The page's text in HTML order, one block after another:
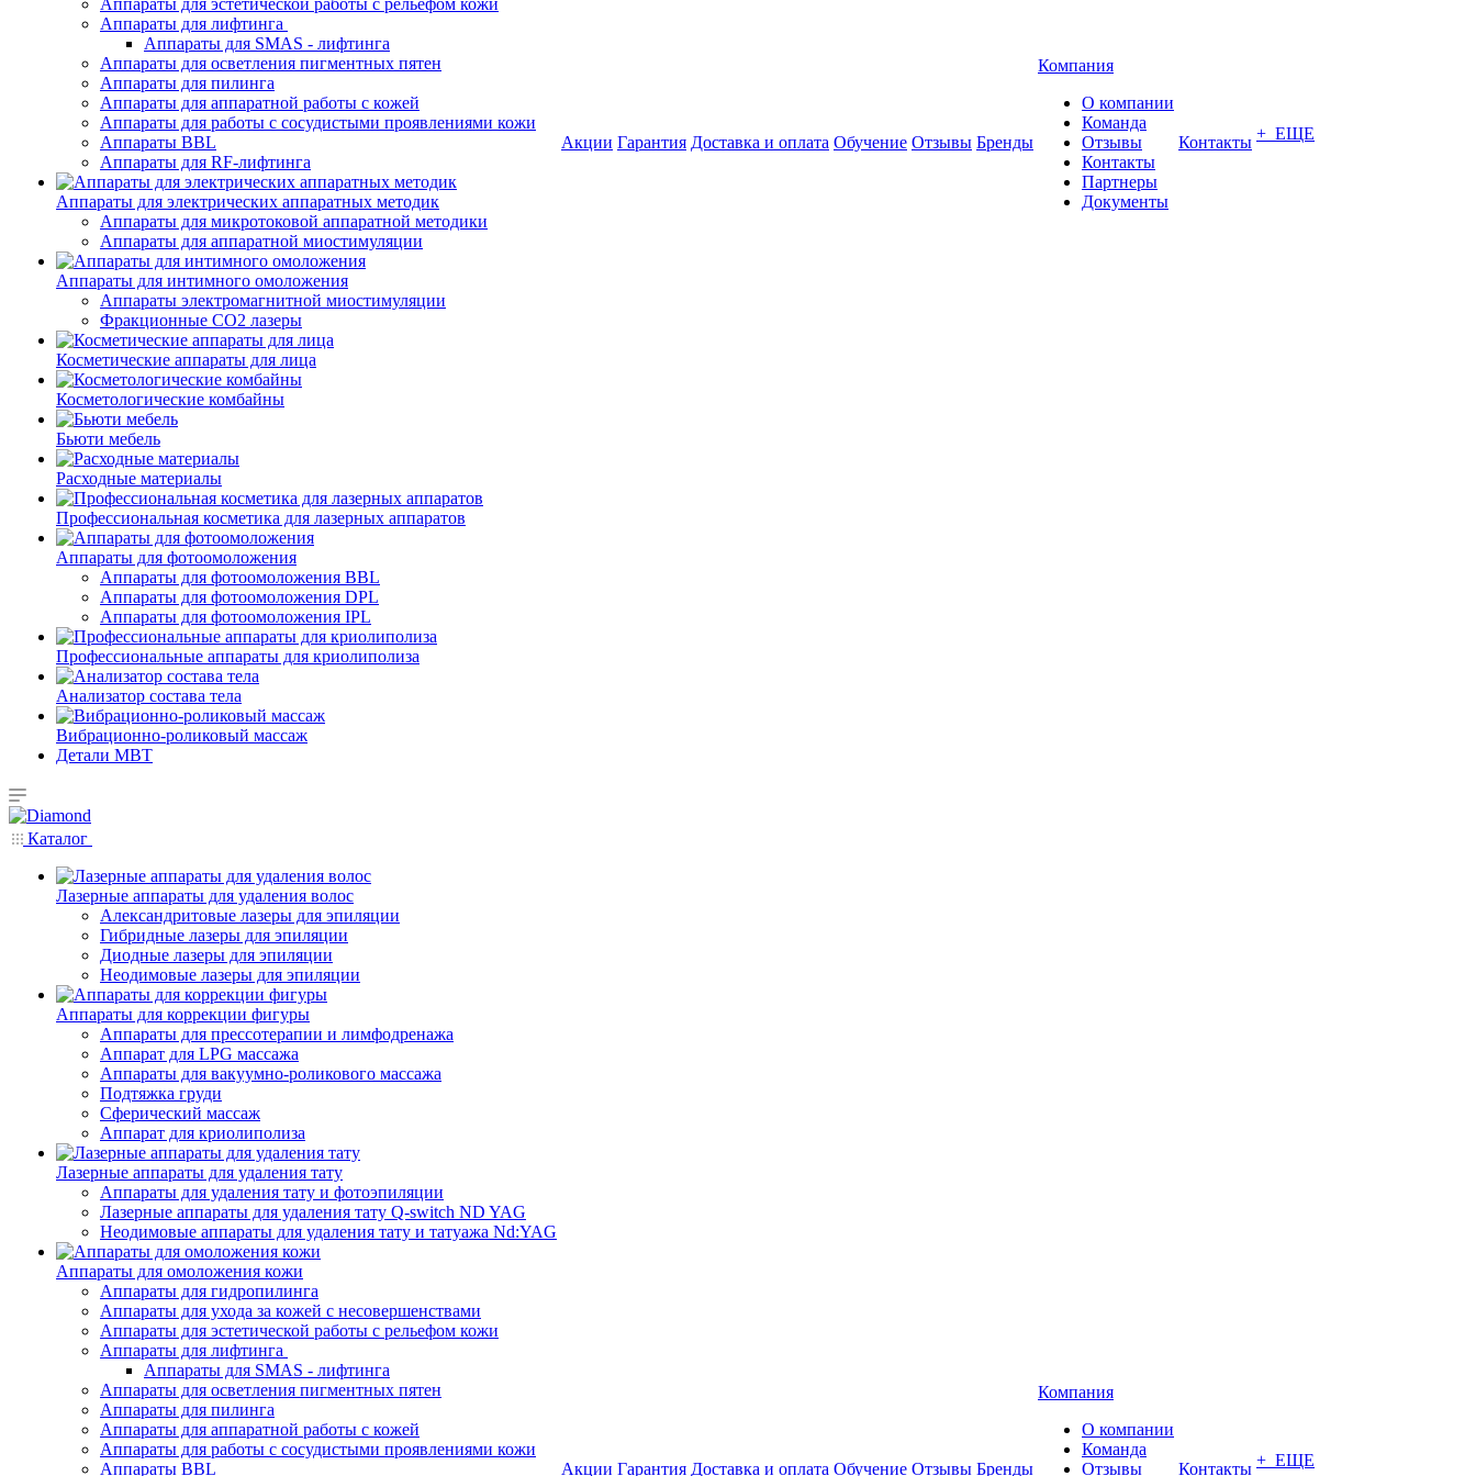
Аппараты для эстетической работы с рельефом кожи
Аппараты для лифтинга
Аппараты для SMAS - лифтинга
Аппараты для осветления пигментных пятен
Аппараты для пилинга
Аппараты для аппаратной работы с кожей
Аппараты для работы с сосудистыми проявлениями кожи
Аппараты BBL
Аппараты для RF-лифтинга
Аппараты для электрических аппаратных методик
Аппараты для микротоковой аппаратной методики
Аппараты для аппаратной миостимуляции
Аппараты для интимного омоложения
Аппараты электромагнитной миостимуляции
Фракционные CO2 лазеры
Косметические аппараты для лица
Косметологические комбайны
Бьюти мебель
Расходные материалы
Профессиональная косметика для лазерных аппаратов
Аппараты для фотоомоложения
Аппараты для фотоомоложения BBL
Аппараты для фотоомоложения DPL
Аппараты для фотоомоложения IPL
Профессиональные аппараты для криолиполиза
Анализатор состава тела
Вибрационно-роликовый массаж
Детали MBT
Акции Гарантия Доставка и оплата Обучение Отзывы Бренды
Компания
О компании
Команда
Отзывы
Контакты
Партнеры
Документы
Контакты + ЕЩЕ
Каталог
Лазерные аппараты для удаления волос
Александритовые лазеры для эпиляции
Гибридные лазеры для эпиляции
Диодные лазеры для эпиляции
Неодимовые лазеры для эпиляции
Аппараты для коррекции фигуры
Аппараты для прессотерапии и лимфодренажа
Аппарат для LPG массажа
Аппараты для вакуумно-роликового массажа
Подтяжка груди
Сферический массаж
Аппарат для криолиполиза
Лазерные аппараты для удаления тату
Аппараты для удаления тату и фотоэпиляции
Лазерные аппараты для удаления тату Q-switch ND YAG
Неодимовые аппараты для удаления тату и татуажа Nd:YAG
Аппараты для омоложения кожи
Аппараты для гидропилинга
Аппараты для ухода за кожей с несовершенствами
Аппараты для эстетической работы с рельефом кожи
Аппараты для лифтинга
Аппараты для SMAS - лифтинга
Аппараты для осветления пигментных пятен
Аппараты для пилинга
Аппараты для аппаратной работы с кожей
Аппараты для работы с сосудистыми проявлениями кожи
Аппараты BBL
Акции Гарантия Доставка и оплата Обучение Отзывы Бренды
Компания
О компании
Команда
Отзывы
Контакты + ЕЩЕ